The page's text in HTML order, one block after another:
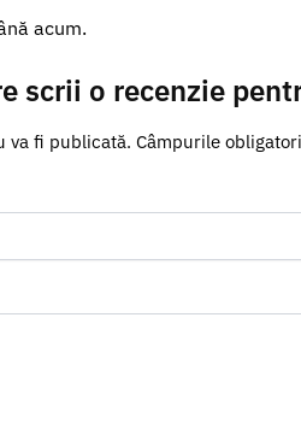
acum.
scrii o recenzie
va fi publicată. Câmpurile